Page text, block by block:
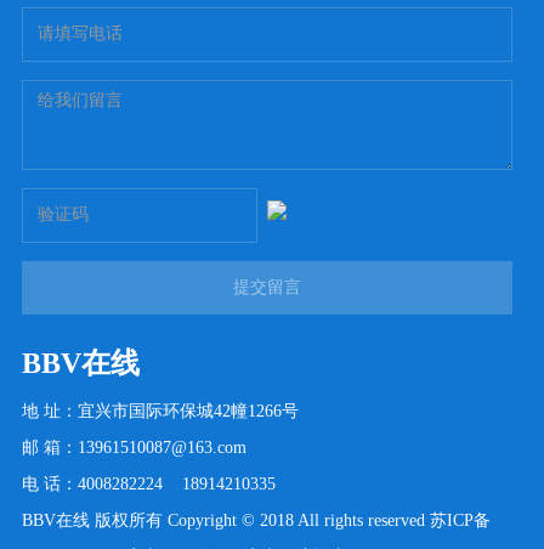
提交留言
BBV在线
地 址：宜兴市国际环保城42幢1266号
邮 箱：13961510087@163.com
电 话：4008282224 18914210335
BBV在线 版权所有 Copyright © 2018 All rights reserved 苏ICP备